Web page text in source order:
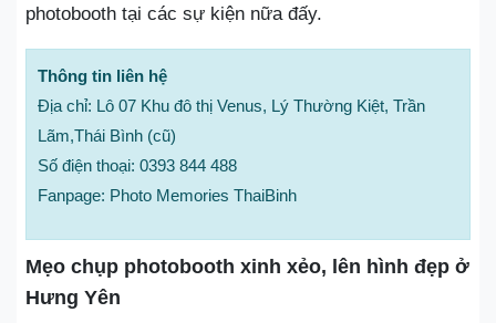
photobooth tại các sự kiện nữa đấy.
Thông tin liên hệ
Địa chỉ: Lô 07 Khu đô thị Venus, Lý Thường Kiệt, Trần
Lãm,Thái Bình (cũ)
Số điện thoại: 0393 844 488
Fanpage: Photo Memories ThaiBinh
Mẹo chụp photobooth xinh xẻo, lên hình đẹp ở
Hưng Yên